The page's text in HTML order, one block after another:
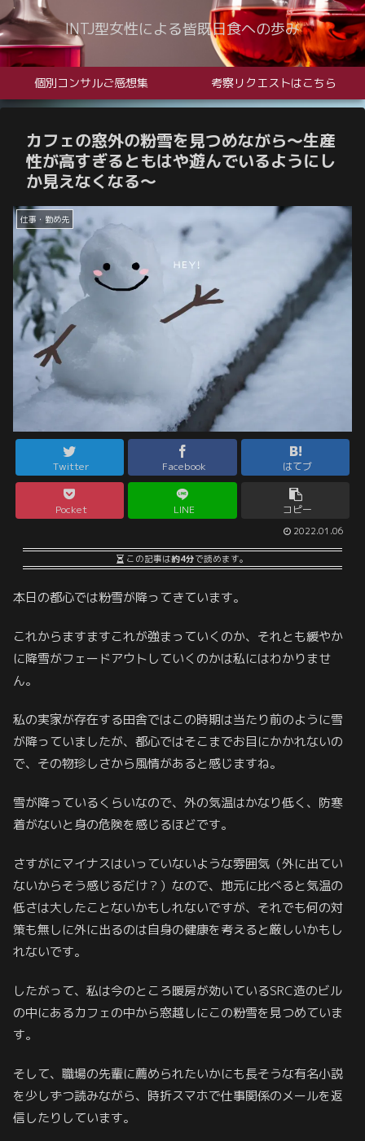
INTJ型女性による皆既日食への歩み
個別コンサルご感想集 考察リクエストはこちら
カフェの窓外の粉雪を見つめながら〜生産
性が高すぎるともはや遊んでいるようにし
か見えなくなる〜
仕事・勤め先
Twitter Facebook はてブ
Pocket LINE コピー
2022.01.06
この記事は約4分で読めます。
本日の都心では粉雪が降ってきています。
これからますますこれが強まっていくのか、それとも緩やか
に降雪がフェードアウトしていくのかは私にはわかりませ
ん。
私の実家が存在する田舎ではこの時期は当たり前のように雪
が降っていましたが、都心ではそこまでお目にかかれないの
で、その物珍しさから風情があると感じますね。
雪が降っているくらいなので、外の気温はかなり低く、防寒
着がないと身の危険を感じるほどです。
さすがにマイナスはいっていないような雰囲気（外に出てい
ないからそう感じるだけ？）なので、地元に比べると気温の
低さは大したことないかもしれないですが、それでも何の対
策も無しに外に出るのは自身の健康を考えると厳しいかもし
れないです。
したがって、私は今のところ暖房が効いているSRC造のビル
の中にあるカフェの中から窓越しにこの粉雪を見つめていま
す。
そして、職場の先輩に薦められたいかにも長そうな有名小説
を少しずつ読みながら、時折スマホで仕事関係のメールを返
信したりしています。